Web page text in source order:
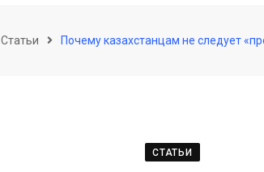
Статьи Почему казахстанцам не следует
СТАТЬИ